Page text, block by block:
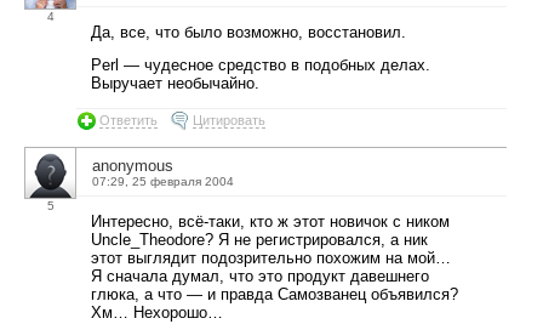
4
Да, все, что было возможно, восстановил.
Perl — чудесное средство в подобных делах.
Выручает необычайно.
Ответить Цитировать
5
anonymous
07:29, 25 февраля 2004
Интересно, всё-таки, кто ж этот новичок с ником
Uncle_Theodore? Я не регистрировался, а ник
этот выглядит подозрительно похожим на мой…
Я сначала думал, что это продукт давешнего
глюка, а что — и правда Самозванец объявился?
Хм… Нехорошо…